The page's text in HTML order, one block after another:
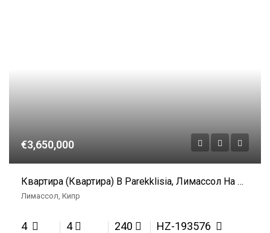
€3,650,000
Квартира (Квартира) В Parekklisia, Лимассол На Продажу
Лимассол, Кипр
4 4 240 HZ-193576